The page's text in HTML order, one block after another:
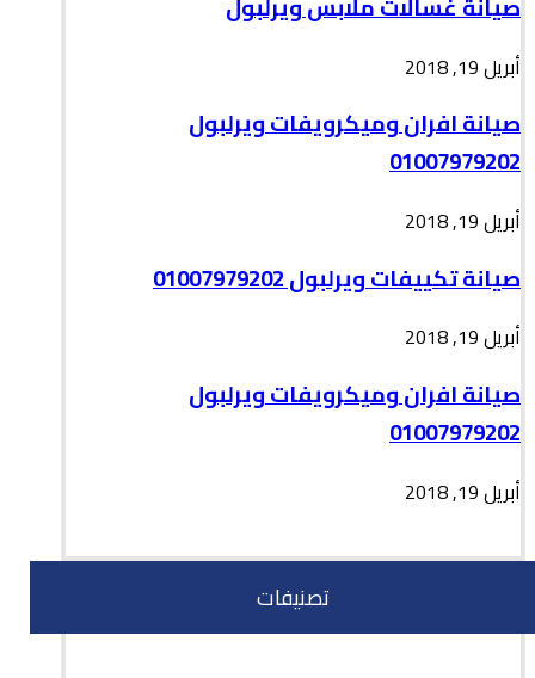
أبريل 19, 2018
صيانة افران وميكرويفات ويرلبول
01007979202
أبريل 19, 2018
صيانة تكييفات ويرلبول 01007979202
أبريل 19, 2018
صيانة افران وميكرويفات ويرلبول
01007979202
أبريل 19, 2018
تصنيفات